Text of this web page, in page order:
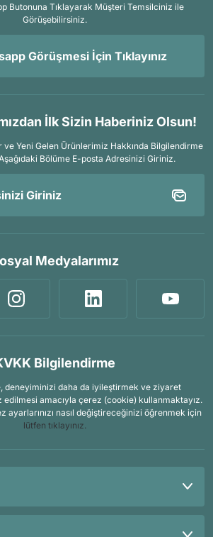
Butonuna Tıklayarak Müşteri Temsilciniz ile
Görüşebilirsiniz.
Görüşmesi İçin Tıklayınız
İlk Sizin Haberiniz Olsun!
Yeni Gelen Ürünlerimiz Hakkında Bilgilendirme
Bölüme E-posta Adresinizi Giriniz.
Medyalarımız
Bilgilendirme
deneyiminizi daha da iyileştirmek ve ziyaret
edilmesi amacıyla çerez (cookie) kullanmaktayız.
ayarlarınızı nasıl değiştireceğinizi öğrenmek için
lütfen tıklayınız.